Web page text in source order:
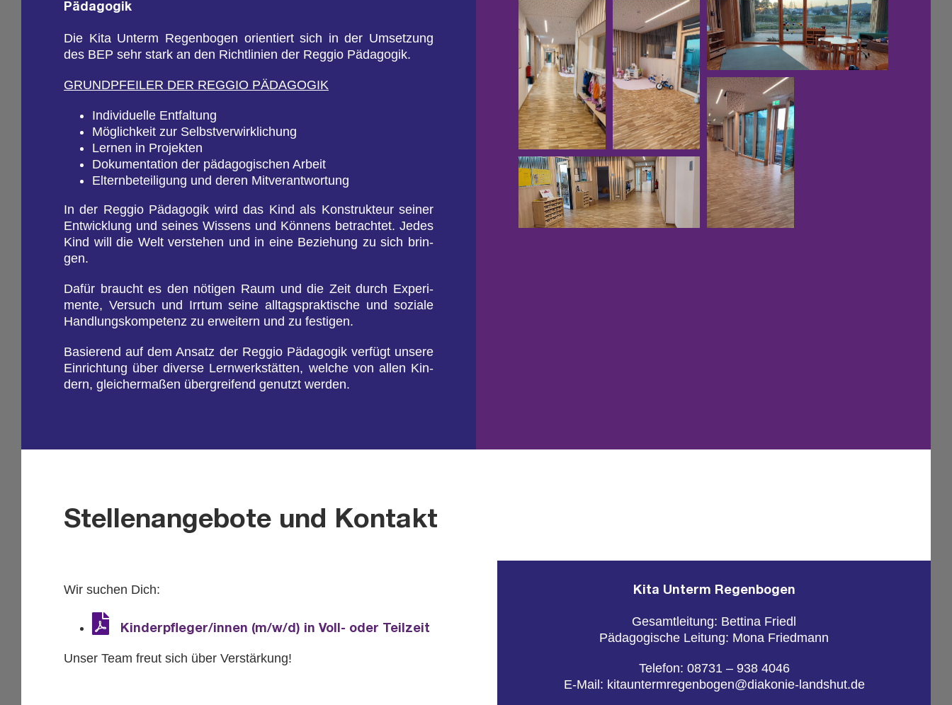
Päd­ago­gik
Die Kita Un­term Re­gen­bo­gen ori­en­tiert sich in der Um­set­zung
des BEP sehr stark an den Richt­li­ni­en der Reg­gio Päd­ago­gik.
GRUND­PFEI­LER DER REG­GIO PÄD­AGO­GIK
In­di­vi­du­el­le Ent­fal­tung
Mög­lich­keit zur Selbst­ver­wirk­li­chung
Ler­nen in Pro­jek­ten
Do­ku­men­ta­ti­on der päd­ago­gi­schen Ar­beit
El­tern­be­tei­li­gung und deren Mit­ver­ant­wor­tung
In der Reg­gio Päd­ago­gik wird das Kind als Kon­struk­teur sei­ner
Ent­wick­lung und sei­nes Wis­sens und Kön­nens be­trach­tet. Jedes
Kind will die Welt ver­ste­hen und in eine Be­zie­hung zu sich brin­
gen.
Dafür braucht es den nö­ti­gen Raum und die Zeit durch Ex­pe­ri­
men­te, Ver­such und Irr­tum seine all­tags­prak­ti­sche und so­zia­le
Hand­lungs­kom­pe­tenz zu er­wei­tern und zu fes­ti­gen.
Ba­sie­rend auf dem An­satz der Reg­gio Päd­ago­gik ver­fügt un­se­re
Ein­rich­tung über di­ver­se Lern­werk­stät­ten, wel­che von allen Kin­
dern, glei­cher­ma­ßen über­grei­fend ge­nutzt wer­den.
Stellenangebote und Kontakt
Wir su­chen Dich:
Kin­der­pfle­ger/innen (m/w/d) in Voll- oder Teil­zeit
Unser Team freut sich über Ver­stär­kung!
Kita Un­term Re­gen­bo­gen
Ge­samt­lei­tung: Bet­ti­na Friedl
Päd­ago­gi­sche Lei­tung: Mona Fried­mann
Te­le­fon: 08731 – 938 4046
E-Mail: ki­taun­term­re­gen­bo­gen@​diakonie-​landshut.​de